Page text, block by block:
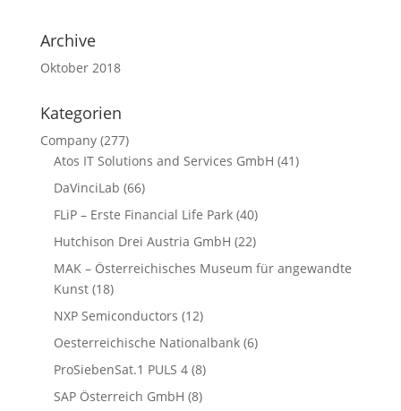
Archive
Oktober 2018
Kategorien
Company(277)
Atos IT Solutions and Services GmbH (41)
DaVinciLab (66)
FLiP – Erste Financial Life Park(40)
Hutchison Drei Austria GmbH (22)
MAK – Österreichisches Museum für angewandte
Kunst(18)
NXP Semiconductors (12)
Oesterreichische Nationalbank(6)
ProSiebenSat.1 PULS 4(8)
SAP Österreich GmbH (8)